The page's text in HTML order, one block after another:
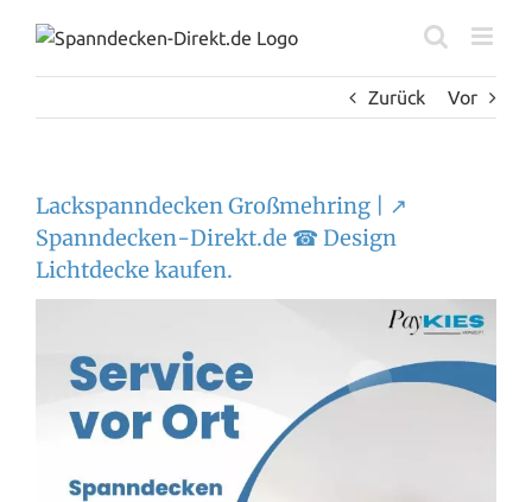
Inhalt
Zurück
Vor
Lackspanndecken Großmehring | ↗️
Spanndecken-Direkt.de ☎ Design
Lichtdecke kaufen.